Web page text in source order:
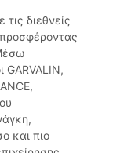
διεθνείς
προσφέροντας
και πιο